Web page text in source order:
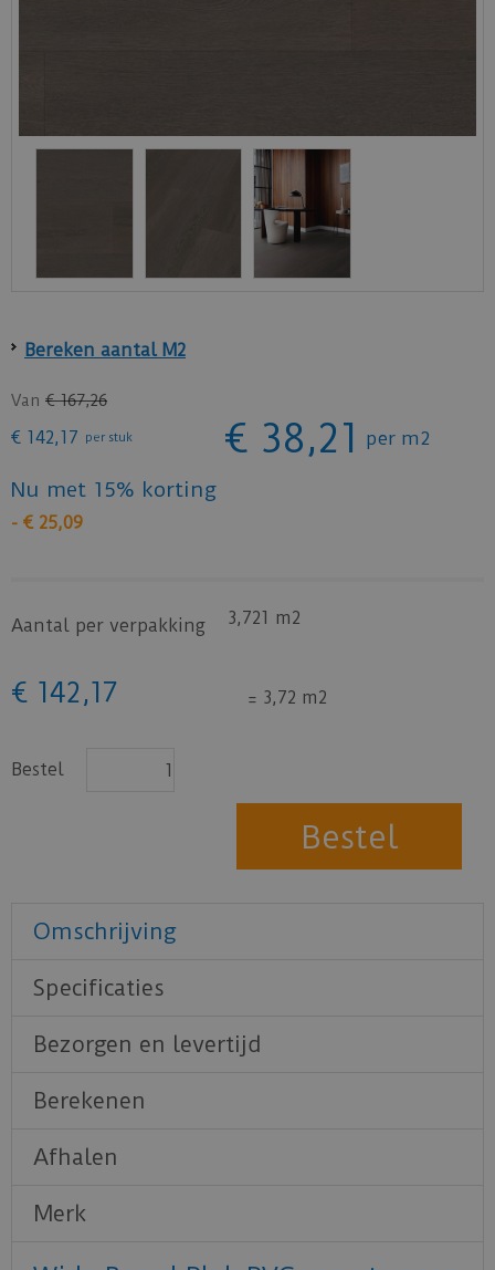
Bereken aantal M2
Van € 167,26
€ 142,17 per stuk € 38,21 per m2
Nu met 15% korting
- € 25,09
Aantal per verpakking 3,721 m2
€ 142 ,17 = 3,72 m2
Bestel
Omschrijving
Specificaties
Bezorgen en levertijd
Berekenen
Afhalen
Merk